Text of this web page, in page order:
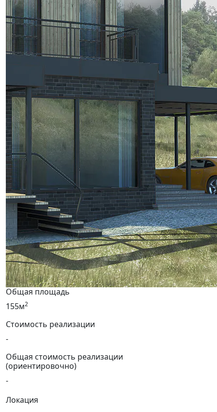
Общая площадь
155м2
Стоимость реализации
-
Общая стоимость реализации
(ориентировочно)
-
Локация